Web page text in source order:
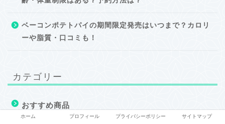
ベーコンポテトパイの期間限定発売はいつまで？カロリ
ーや脂質・口コミも！
カテゴリー
おすすめ商品
ホーム プロフィール プライバシーポリシー サイトマップ